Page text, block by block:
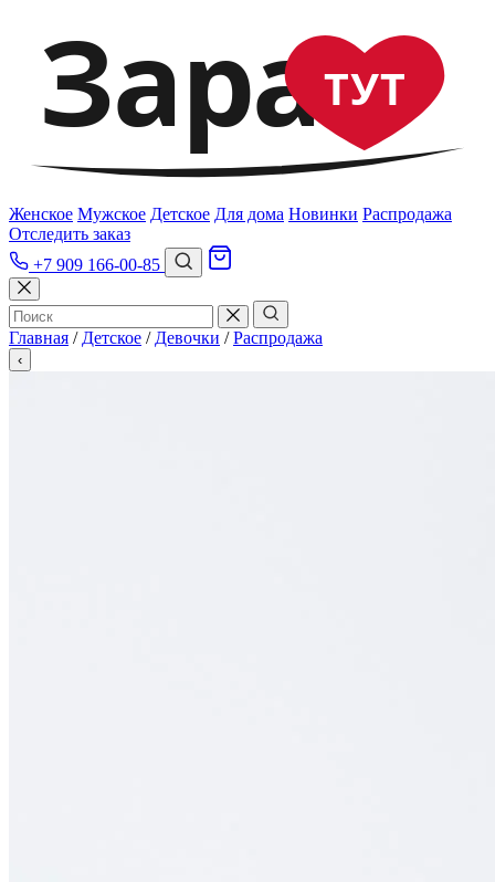
ЗараТУТ
Женское Мужское Детское Для дома Новинки Распродажа
Отследить заказ
+7 909 166-00-85
Главная / Детское / Девочки / Распродажа
‹